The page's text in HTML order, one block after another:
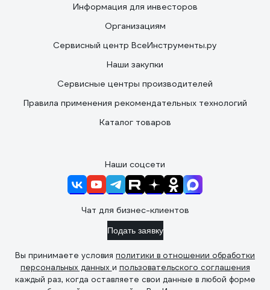
Информация для инвесторов
Организациям
Сервисный центр ВсеИнструменты.ру
Наши закупки
Сервисные центры производителей
Правила применения рекомендательных технологий
Каталог товаров
Наши соцсети
Чат для бизнес-клиентов
Подать заявку
Вы принимаете условия политики в отношении обработки
персональных данных и пользовательского соглашения
каждый раз, когда оставляете свои данные в любой форме